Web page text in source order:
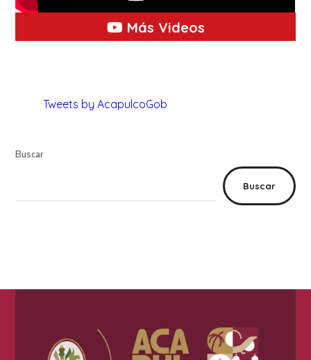
Más Videos
Tweets by AcapulcoGob
Buscar
Buscar